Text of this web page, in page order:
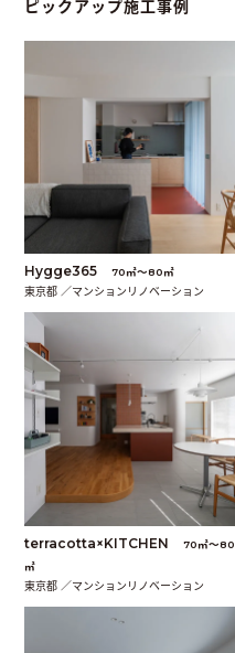
ピックアップ施工事例
Hygge365 70㎡〜80㎡
東京都 ／マンションリノベーション
terracotta×KITCHEN
70㎡〜80
㎡
東京都 ／マンションリノベーション